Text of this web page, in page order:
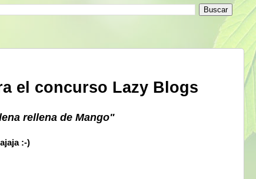
el concurso Lazy Blogs
rellena de Mango"
:-)